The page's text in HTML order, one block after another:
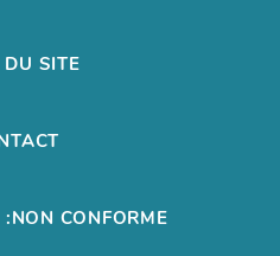
SITE
CONFORME